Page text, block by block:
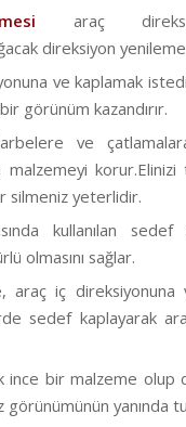
araç
direksiyon
ve kaplamak
görünüm kazandırır.
ve
malzemeyi
silmeniz yeterlidir.
kullanılan
olmasını sağlar.
araç iç direksiyonuna
sedef kaplayarak
ince bir malzeme olup
yanında